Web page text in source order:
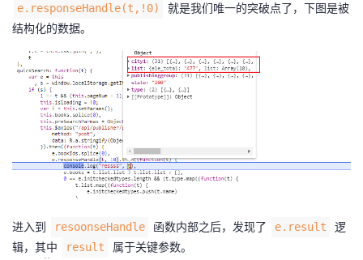
e.responseHandle(t,!0)
就是我们唯一的突破点了，下图是被
结构化的数据。
进入到 resoonseHandle 函数内部之后，发现了 e.result
逻
辑，其中
result 属于关键参数。